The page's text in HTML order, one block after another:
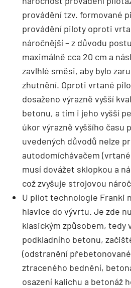
provádění tzv. formované
provádění piloty oproti
náročnější – z důvodu
maximálně cca 20 cm a
zavlhlé směsi, aby bylo
zhutnění. Oproti vrtané
dosaženo výrazně vyšší
betonu, a tím i jeho vyšší
úkor výrazně vyššího času
uvedených důvodů nelze
autodomíchávačem
musí dovážet sklopkou a
což zvyšuje strojovou
U pilot technologie Franki
hlavice do vývrtu. Je zde
klasickým způsobem, tedy
podkladního betonu,
(odstranění
ztraceného bednění,
osazení kalichu a betonáž